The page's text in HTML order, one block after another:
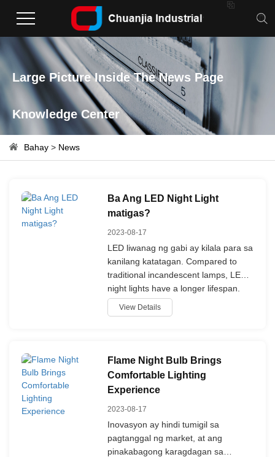

Large Picture Inside The News Page
Knowledge Center
Bahay > News
Ba Ang LED Night Light
matigas?
2023-08-17
LED liwanag ng gabi ay kilala para sa
kanilang katatagan. Compared to
traditional incandescent lamps, LED
night lights have a longer lifespan.
Ang teknolohiyang LED (Light
Emitting Diode) ay gumagamit ng
nagdulot ng mas mababang
konsumo ng enerhiya at mas
View Details
Flame Night Bulb Brings
Comfortable Lighting
Experience
2023-08-17
Inovasyon ay hindi tumigil sa
pagtanggal ng market, at ang
pinakabagong karagdagan sa